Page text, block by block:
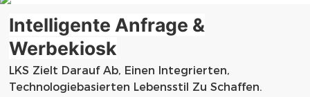
Intelligente Anfrage &
Werbekiosk
LKS Zielt Darauf Ab, Einen Integrierten,
Technologiebasierten Lebensstil Zu Schaffen.